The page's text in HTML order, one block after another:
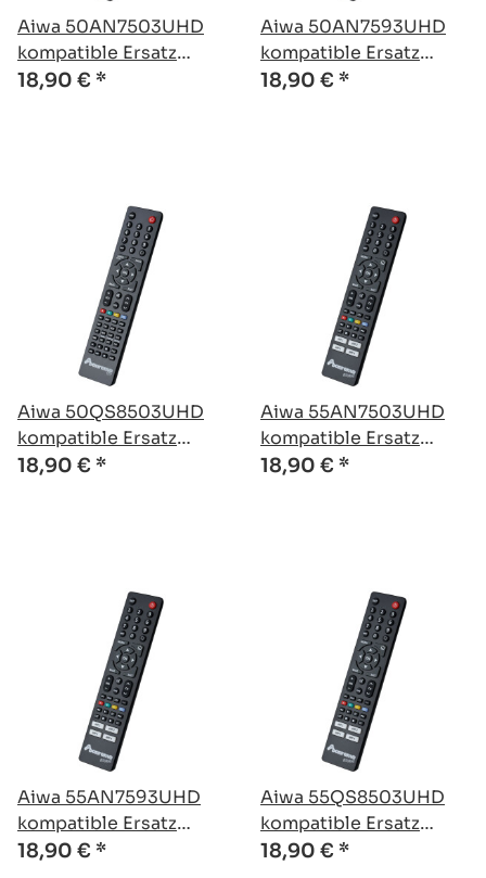
Aiwa 50AN7503UHD
kompatible Ersatz
Fernbedienung
18,90 € *
Aiwa 50AN7593UHD
kompatible Ersatz
Fernbedienung
18,90 € *
Aiwa 50QS8503UHD
kompatible Ersatz
Fernbedienung
18,90 € *
Aiwa 55AN7503UHD
kompatible Ersatz
Fernbedienung
18,90 € *
Aiwa 55AN7593UHD
kompatible Ersatz
Fernbedienung
18,90 € *
Aiwa 55QS8503UHD
kompatible Ersatz
Fernbedienung
18,90 € *